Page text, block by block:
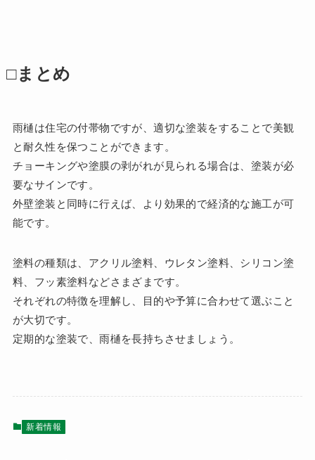
□まとめ
雨樋は住宅の付帯物ですが、適切な塗装をすることで美観
と耐久性を保つことができます。
チョーキングや塗膜の剥がれが見られる場合は、塗装が必
要なサインです。
外壁塗装と同時に行えば、より効果的で経済的な施工が可
能です。
塗料の種類は、アクリル塗料、ウレタン塗料、シリコン塗
料、フッ素塗料などさまざまです。
それぞれの特徴を理解し、目的や予算に合わせて選ぶこと
が大切です。
定期的な塗装で、雨樋を長持ちさせましょう。
新着情報